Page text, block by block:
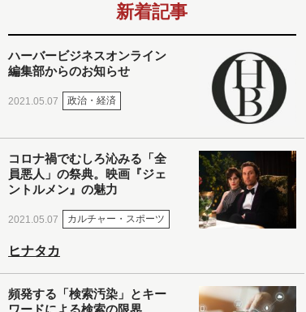
新着記事
ハーバービジネスオンライン
編集部からのお知らせ
2021.05.07 政治・経済
コロナ禍でむしろ沁みる「全
員悪人」の祭典。映画『ジェ
ントルメン』の魅力
2021.05.07 カルチャー・スポーツ
ヒナタカ
頻発する「検索汚染」とキー